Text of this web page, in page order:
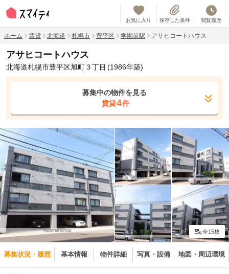
お気に入り 保存した条件 閲覧履歴
ホーム 賃貸 北海道 札幌市 豊平区 学園前駅 アサヒコートハウス
アサヒコートハウス
北海道札幌市豊平区旭町３丁目 (1986年築)
募集中の物件を見る
賃貸4件
全15枚
募集状況・履歴 基本情報 物件詳細 写真・設備 地図・周辺環境